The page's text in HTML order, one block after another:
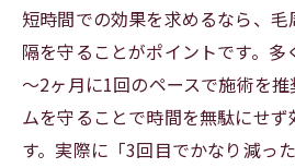
短時間での効果を求めるなら、
隔を守ることがポイントです。多
～2ヶ月に1回のペースで施術を
ムを守ることで時間を無駄にせ
す。実際に「3回目でかなり減っ